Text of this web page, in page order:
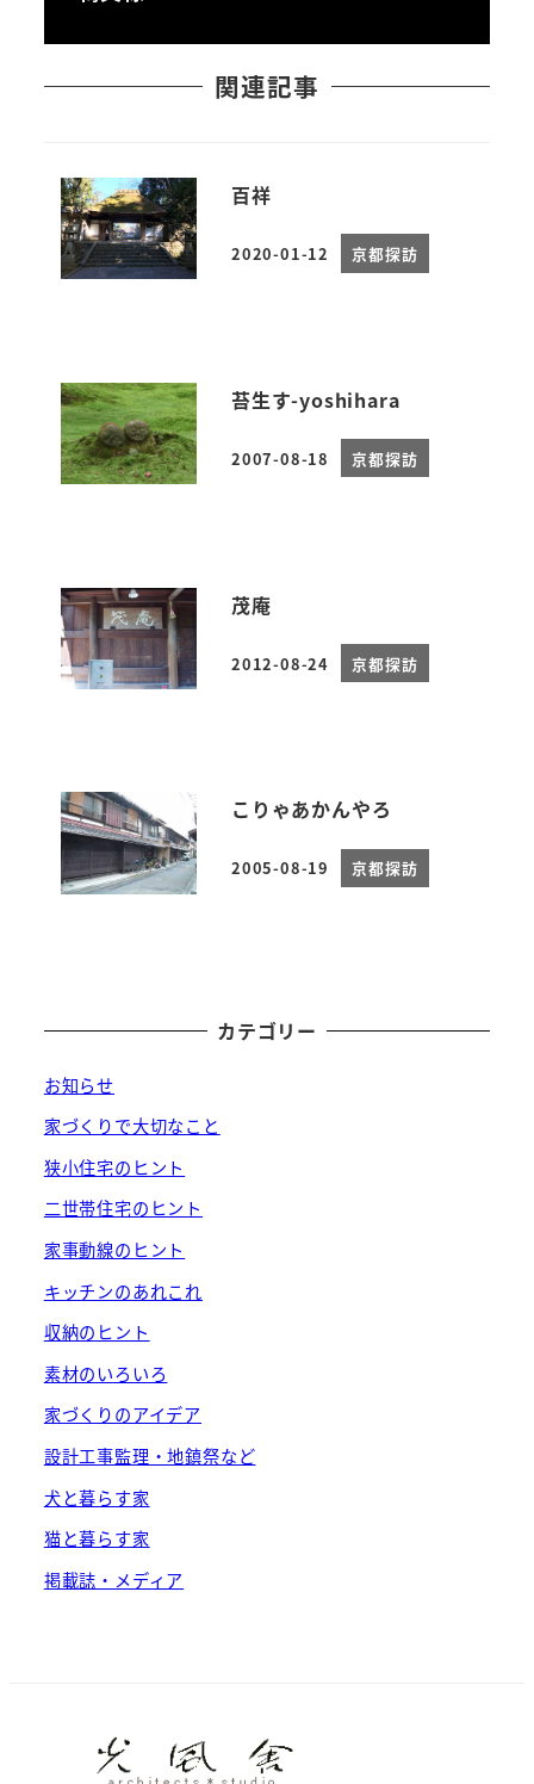
関連記事
百祥
投稿日
2020-01-12 京都探訪
苔生す-yoshihara
投稿日
2007-08-18 京都探訪
茂庵
投稿日
2012-08-24 京都探訪
こりゃあかんやろ
投稿日
2005-08-19 京都探訪
カテゴリー
お知らせ
家づくりで大切なこと
狭小住宅のヒント
二世帯住宅のヒント
家事動線のヒント
キッチンのあれこれ
収納のヒント
素材のいろいろ
家づくりのアイデア
設計工事監理・地鎮祭など
犬と暮らす家
猫と暮らす家
掲載誌・メディア